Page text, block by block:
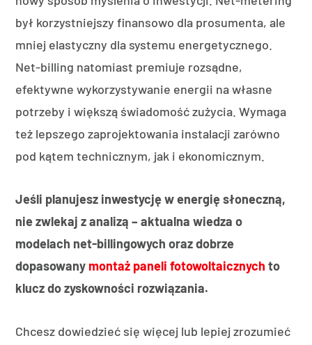
był korzystniejszy finansowo dla prosumenta, ale
mniej elastyczny dla systemu energetycznego.
Net-billing natomiast premiuje rozsądne,
efektywne wykorzystywanie energii na własne
potrzeby i większą świadomość zużycia. Wymaga
też lepszego zaprojektowania instalacji zarówno
pod kątem technicznym, jak i ekonomicznym.
Jeśli planujesz inwestycję w energię słoneczną,
nie zwlekaj z analizą – aktualna wiedza o
modelach net-billingowych oraz dobrze
dopasowany montaż paneli fotowoltaicznych to
klucz do zyskowności rozwiązania.
Chcesz dowiedzieć się więcej lub lepiej zrozumieć